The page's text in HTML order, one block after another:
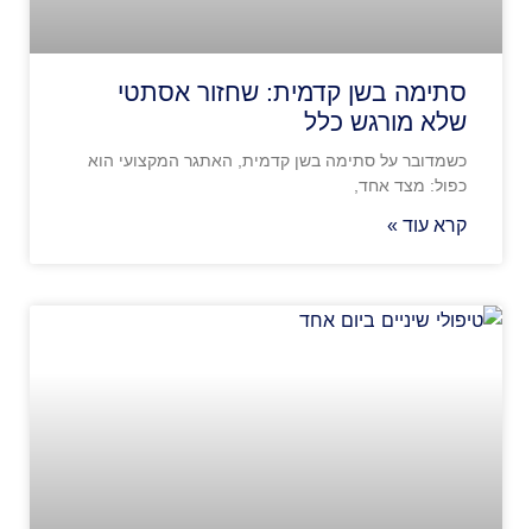
סתימה בשן קדמית: שחזור אסתטי
שלא מורגש כלל
כשמדובר על סתימה בשן קדמית, האתגר המקצועי הוא
כפול: מצד אחד,
קרא עוד »